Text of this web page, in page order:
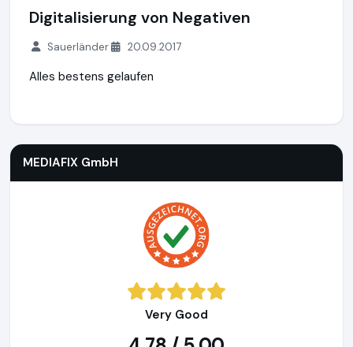
Digitalisierung von Negativen
Sauerländer 20.09.2017
Alles bestens gelaufen
MEDIAFIX GmbH
Very Good